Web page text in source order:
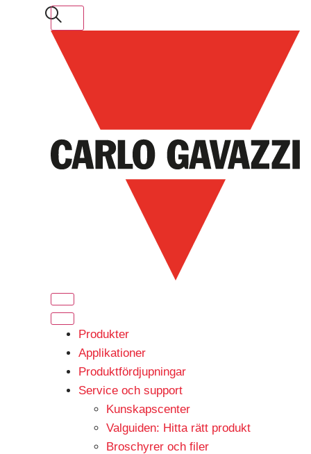
Produkter
Applikationer
Produktfördjupningar
Service och support
Kunskapscenter
Valguiden: Hitta rätt produkt
Broschyrer och filer